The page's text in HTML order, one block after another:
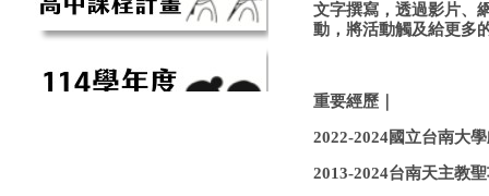
文字撰寫，透過影片、
動，將活動觸及給更多
重要經歷｜
2022-2024國立台南大
2013-2024台南天主教